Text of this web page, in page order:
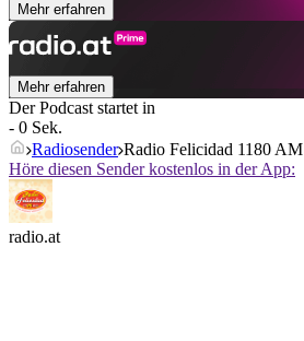
Mehr erfahren
Mehr erfahren
Der Podcast startet in
- 0 Sek.
Radiosender Radio Felicidad 1180 AM
Höre diesen Sender kostenlos in der App:
radio.at